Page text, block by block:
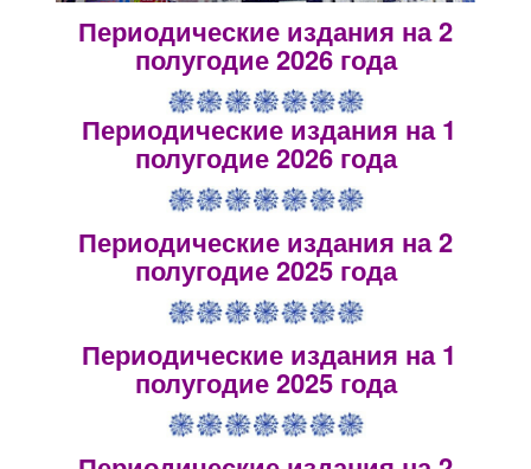
Периодические издания на 2
полугодие 2026 года
Периодические издания на 1
полугодие 2026 года
Периодические издания на 2
полугодие 2025 года
Периодические издания на 1
полугодие 2025 года